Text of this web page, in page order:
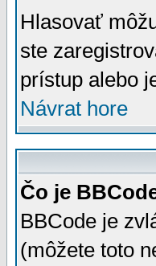
Hlasovať
ste
prístup alebo
Návrat hore
Čo je
BBCode je
(môžete toto